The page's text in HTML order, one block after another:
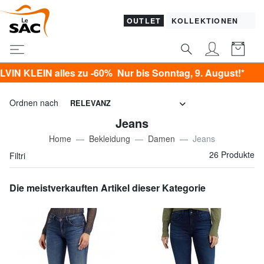
OUTLET KOLLEKTIONEN
zu -60% Nur bis Sonntag, 9. August!*
Ordnen nach RELEVANZ
Jeans
Home Bekleidung Damen
Jeans
Filtri
26 Produkte
Die meistverkauften Artikel dieser Kategorie